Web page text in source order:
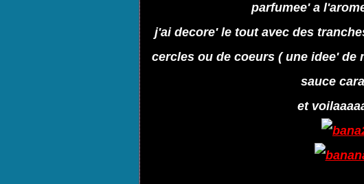
parfumee' a
j'ai decore' le tout avec des
cercles ou de coeurs ( une idee' de
sauce
et